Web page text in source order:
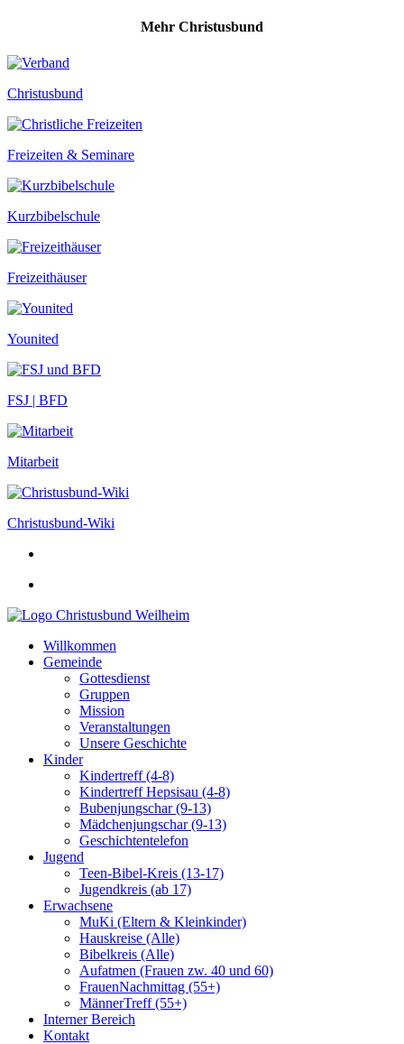
Mehr Christusbund
Christusbund
Freizeiten & Seminare
Kurzbibelschule
Freizeithäuser
Younited
FSJ | BFD
Mitarbeit
Christusbund-Wiki
Christusbund Weilheim
Willkommen
Gemeinde
Gottesdienst
Gruppen
Mission
Veranstaltungen
Unsere Geschichte
Kinder
Kindertreff (4-8)
Kindertreff Hepsisau (4-8)
Bubenjungschar (9-13)
Mädchenjungschar (9-13)
Geschichtentelefon
Jugend
Teen-Bibel-Kreis (13-17)
Jugendkreis (ab 17)
Erwachsene
MuKi (Eltern & Kleinkinder)
Hauskreise (Alle)
Bibelkreis (Alle)
Aufatmen (Frauen zw. 40 und 60)
FrauenNachmittag (55+)
MännerTreff (55+)
Interner Bereich
Kontakt